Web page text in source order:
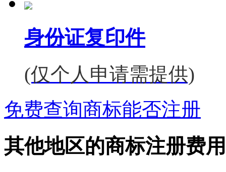
身份证复印件
(仅个人申请需提供)
免费查询商标能否注册
其他地区的商标注册费用